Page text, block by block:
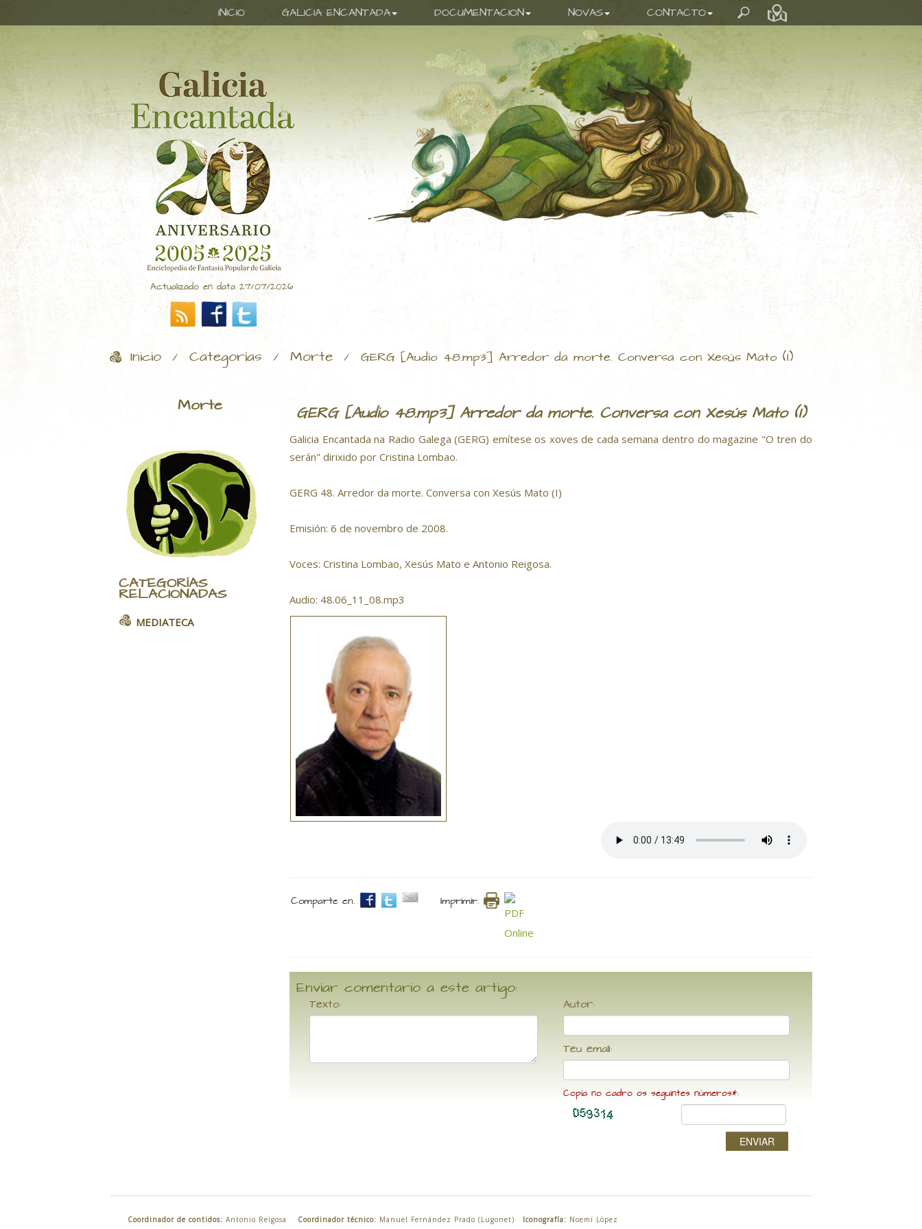
INICIO GALICIA ENCANTADA DOCUMENTACION NOVAS CONTACTO
Actualizado en data 27/07/2026
Inicio / Categorías / Morte / GERG [Audio 48.mp3] Arredor da morte. Conversa con Xesús Mato (I)
Morte
CATEGORÍAS
RELACIONADAS
MEDIATECA
GERG [Audio 48.mp3] Arredor da morte. Conversa con Xesús Mato (I)
Galicia Encantada na Radio Galega (GERG) emítese os xoves de cada semana dentro do magazine "O tren do
serán" dirixido por Cristina Lombao.
GERG 48. Arredor da morte. Conversa con Xesús Mato (I)
Emisión: 6 de novembro de 2008.
Voces: Cristina Lombao, Xesús Mato e Antonio Reigosa.
Audio: 48.06_11_08.mp3
Comparte en. Imprimir.
Enviar comentario a este artigo:
Texto: Autor:
Teu email:
Copia no cadro os seguintes números*:
ENVIAR
Coordinador de contidos: Antonio Reigosa Coordinador técnico: Manuel Fernández Prado (Lugonet) Iconografía: Noemí López